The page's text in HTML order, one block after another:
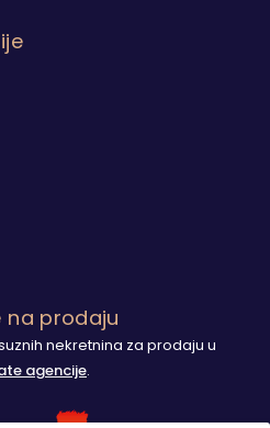
na prodaju
nekretnina za prodaju u
agencije.